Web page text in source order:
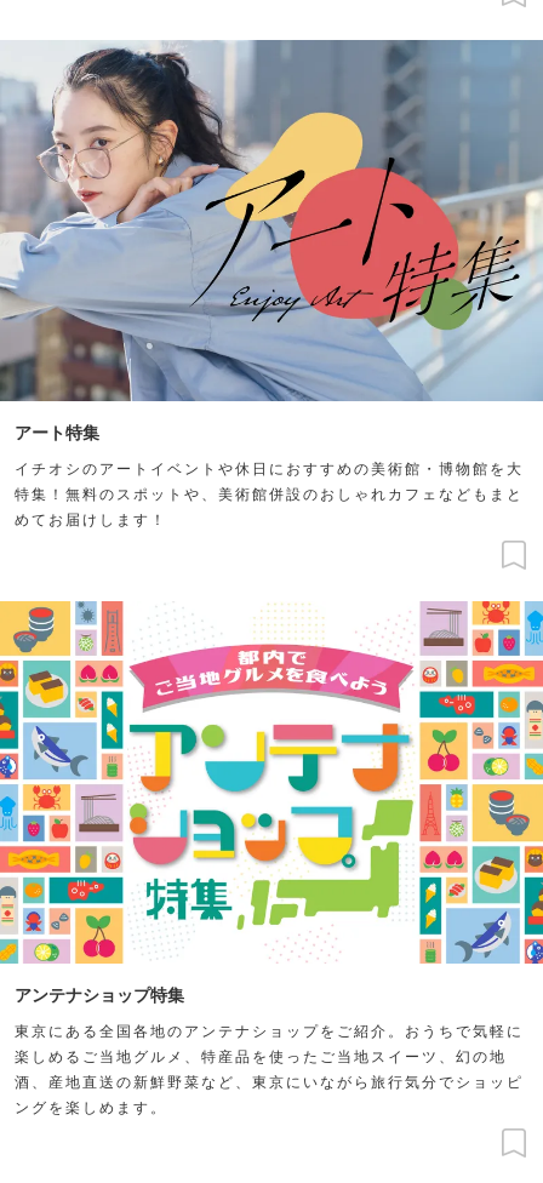
アート特集
イチオシのアートイベントや休日におすすめの美術館・博物館を大
特集！無料のスポットや、美術館併設のおしゃれカフェなどもまと
めてお届けします！
アンテナショップ特集
東京にある全国各地のアンテナショップをご紹介。おうちで気軽に
楽しめるご当地グルメ、特産品を使ったご当地スイーツ、幻の地
酒、産地直送の新鮮野菜など、東京にいながら旅行気分でショッピ
ングを楽しめます。